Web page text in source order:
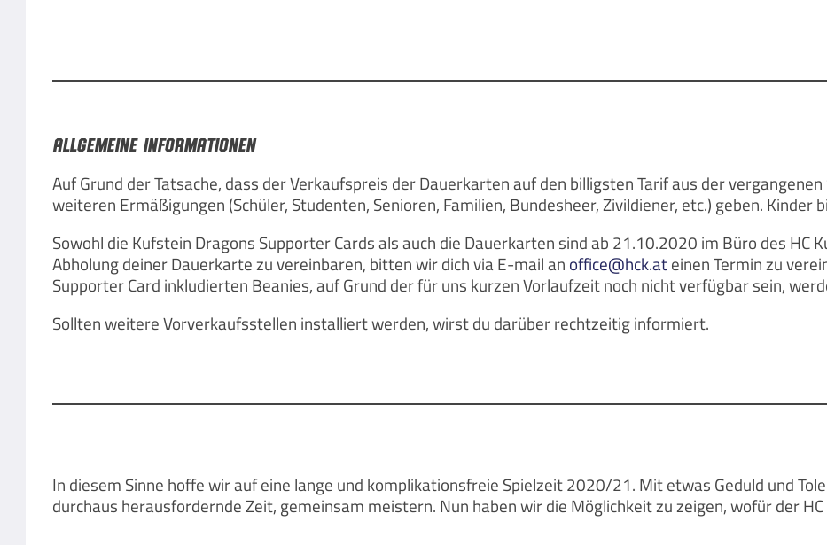
Allgemeine Informationen
Auf Grund der Tatsache, dass der Verkaufspreis der Dauerkarten auf den billigsten Tarif aus der
weiteren Ermäßigungen (Schüler, Studenten, Senioren, Familien, Bundesheer, Zivildiener, etc.) geben.
Sowohl die Kufstein Dragons Supporter Cards als auch die Dauerkarten sind ab 21.10.2020 im Büro des HC
Abholung deiner Dauerkarte zu vereinbaren, bitten wir dich via E-mail an office@hck.ateinen Termin zu
Supporter Card inkludierten Beanies, auf Grund der für uns kurzen Vorlaufzeit noch nicht verfügbar sein,
Sollten weitere Vorverkaufsstellen installiert werden, wirst du darüber rechtzeitig informiert.
In diesem Sinne hoffe wir auf eine lange und komplikationsfreie Spielzeit 2020/21. Mit etwas Geduld und
durchaus herausfordernde Zeit, gemeinsam meistern. Nun haben wir die Möglichkeit zu zeigen, wofür der